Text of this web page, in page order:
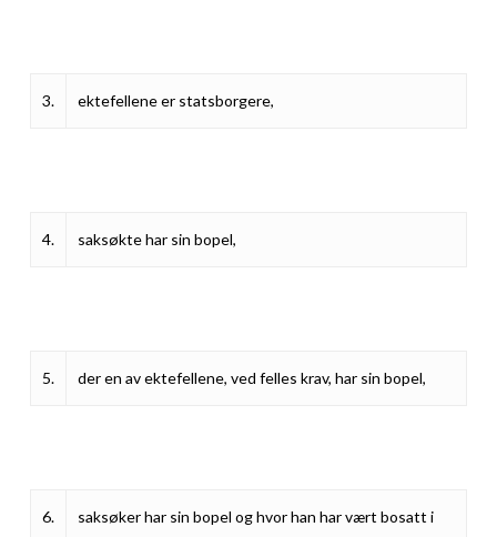
3. ektefellene er statsborgere,
4. saksøkte har sin bopel,
5. der en av ektefellene, ved felles krav, har sin bopel,
6.
saksøker har sin bopel og hvor han har vært bosatt i